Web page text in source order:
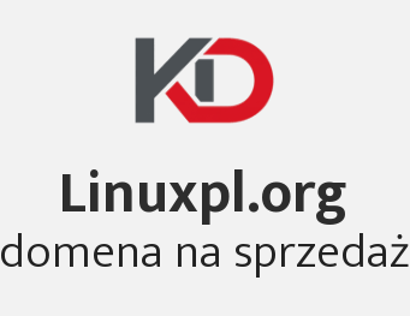
Linuxpl.org
domena na sprzedaż